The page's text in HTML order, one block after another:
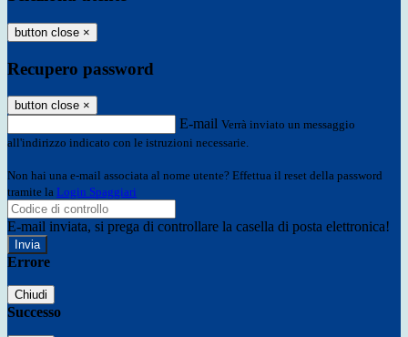
button close ×
Recupero password
button close ×
E-mail Verrà inviato un messaggio
all'indirizzo indicato con le istruzioni necessarie.
Non hai una e-mail associata al nome utente? Effettua il reset della password
tramite la Login Spaggiari
E-mail inviata, si prega di controllare la casella di posta elettronica!
Errore
Chiudi
Successo